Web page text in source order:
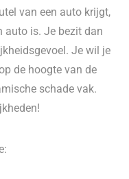
van een auto krijgt,
auto is. Je bezit dan
Je wil je
de hoogte van de
schade vak.